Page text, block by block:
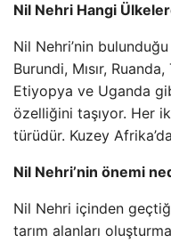
Nil Nehri Hangi
Nil Nehri’nin
Burundi, Mısır,
Etiyopya ve Uganda
özelliğini taşıyor. Her
türüdür. Kuzey
Nil Nehri’nin önemi
Nil Nehri içinden
tarım alanları